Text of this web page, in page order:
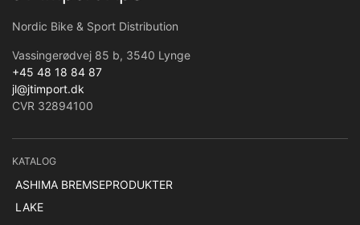
Nordic Bike & Sport Distribution
Vassingerødvej 85 b, 3540 Lynge
+45 48 18 84 87
jl@jtimport.dk
CVR 32894100
KATALOG
ASHIMA BREMSEPRODUKTER
LAKE